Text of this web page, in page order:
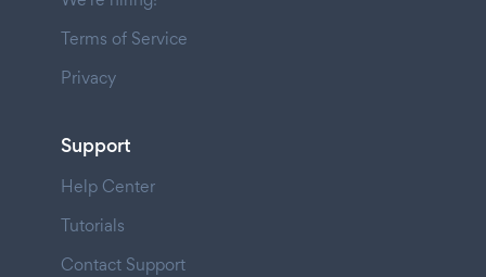
Terms of Service
Privacy
Support
Help Center
Tutorials
Contact Support